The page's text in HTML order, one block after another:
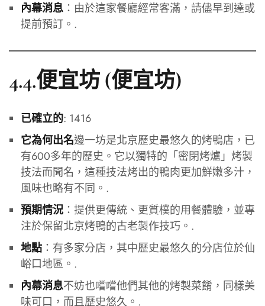
內幕消息：由於這家餐廳經常客滿，請儘早到達或
提前預訂。.
4.4.便宜坊 (便宜坊)
已確立的: 1416
它為何出名邊一坊是北京歷史最悠久的烤鴨店，已
有600多年的歷史。它以獨特的「密閉烤爐」烤製
技法而聞名，這種技法烤出的鴨肉更加鮮嫩多汁，
風味也略有不同。.
預期情況：提供更傳統、更質樸的用餐體驗，並專
注於保留北京烤鴨的古老製作技巧。.
地點：有多家分店，其中歷史最悠久的分店位於仙
峪口地區。.
內幕消息不妨也嚐嚐他們其他的烤製菜餚，同樣美
味可口，而且歷史悠久。.